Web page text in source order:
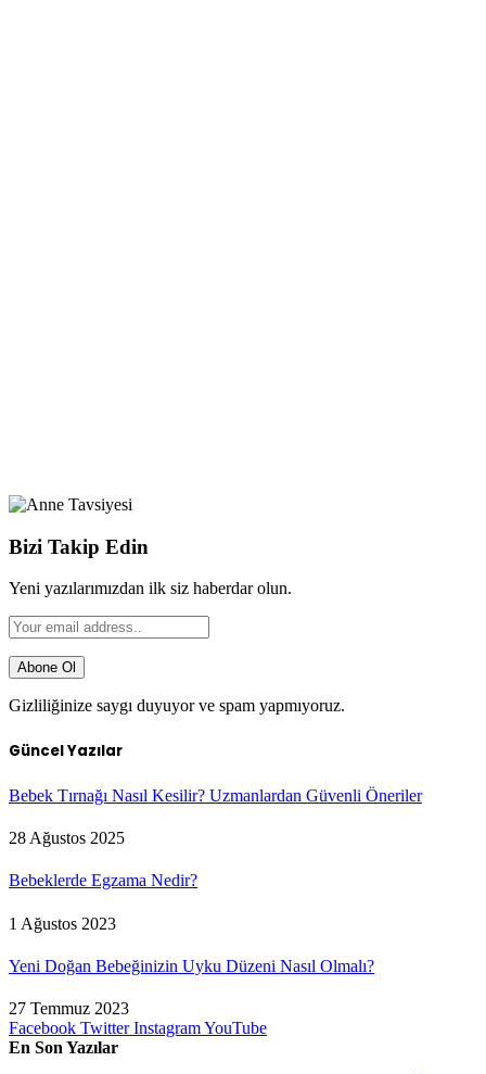
Bizi Takip Edin
Yeni yazılarımızdan ilk siz haberdar olun.
Gizliliğinize saygı duyuyor ve spam yapmıyoruz.
Güncel Yazılar
Bebek Tırnağı Nasıl Kesilir? Uzmanlardan Güvenli Öneriler
28 Ağustos 2025
Bebeklerde Egzama Nedir?
1 Ağustos 2023
Yeni Doğan Bebeğinizin Uyku Düzeni Nasıl Olmalı?
27 Temmuz 2023
Facebook Twitter InstagramYouTube
En Son Yazılar